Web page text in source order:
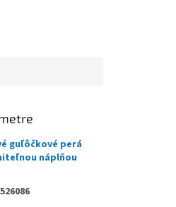
guľôčkové perá
náplňou